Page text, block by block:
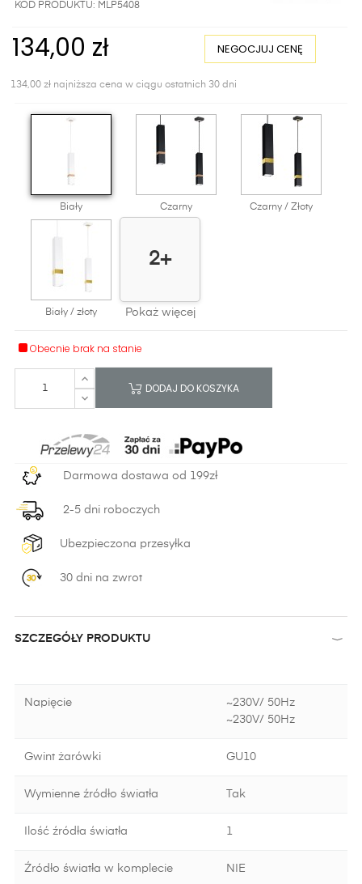
KOD PRODUKTU: MLP5408
134,00 zł NEGOCJUJ CENĘ
134,00 zł najniższa cena w ciągu ostatnich 30 dni
Biały Czarny Czarny / Złoty
Biały / złoty
2+
Pokaż więcej
Obecnie brak na stanie
DODAJ DO KOSZYKA
Darmowa dostawa od 199zł
2-5 dni roboczych
Ubezpieczona przesyłka
30 dni na zwrot
SZCZEGÓŁY PRODUKTU
Napięcie
~230V/ 50Hz
~230V/ 50Hz
Gwint żarówki GU10
Wymienne źródło światła Tak
Ilość źródła światła 1
Źródło światła w komplecie NIE